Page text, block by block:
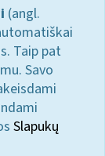
(angl.
Taip pat
Savo
Slapukų